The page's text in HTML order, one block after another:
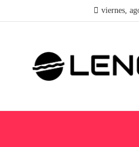
viernes,